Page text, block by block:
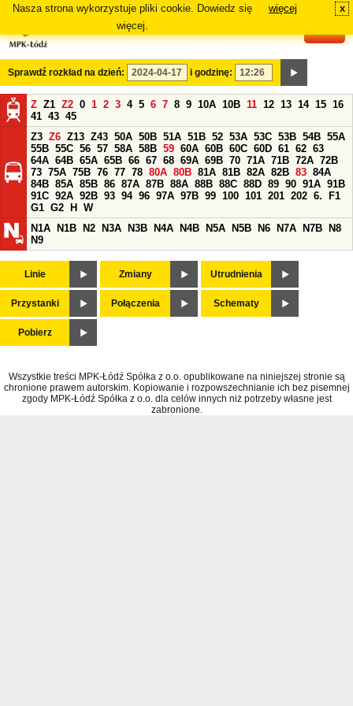
Nasza strona wykorzystuje pliki cookie. Dowiedz się
więcej.
więcej x
Sprawdź rozkład na dzień: i godzinę:
Z Z1 Z2 0 1 2 3 4 5 6 7 8 9 10A 10B 11 12 13 14 15 16
41 43 45
Z3 Z6 Z13 Z43 50A 50B 51A 51B 52 53A 53C 53B 54B 55A
55B 55C 56 57 58A 58B 59 60A 60B 60C 60D 61 62 63
64A 64B 65A 65B 66 67 68 69A 69B 70 71A 71B 72A 72B
73 75A 75B 76 77 78 80A 80B 81A 81B 82A 82B 83 84A
84B 85A 85B 86 87A 87B 88A 88B 88C 88D 89 90 91A 91B
91C 92A 92B 93 94 96 97A 97B 99 100 101 201 202 6.
F1
G1 G2 H
W
N1A
N1B N2 N3A N3B N4A N4B N5A N5B N6 N7A N7B
N8
N9
Linie Zmiany Utrudnienia
Przystanki Połączenia Schematy
Pobierz
Wszystkie treści MPK-Łódź Spółka z o.o. opublikowane na niniejszej stronie są
chronione prawem autorskim. Kopiowanie i rozpowszechnianie ich bez pisemnej
zgody MPK-Łódź Spółka z o.o. dla celów innych niż potrzeby własne jest
zabronione.